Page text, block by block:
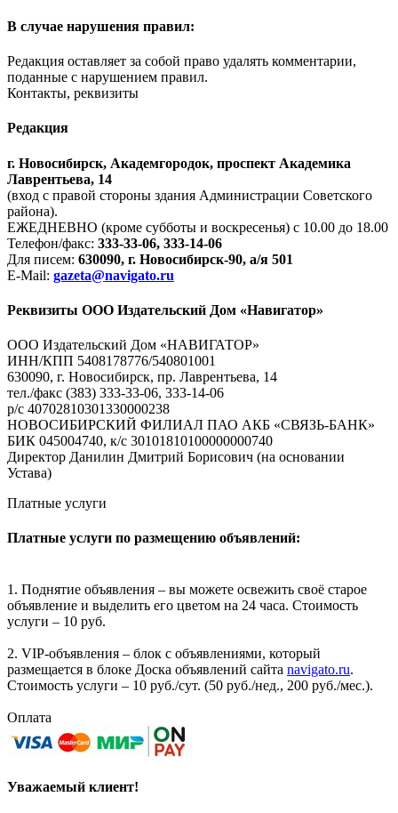
В случае нарушения правил:
Редакция оставляет за собой право удалять комментарии,
поданные с нарушением правил.
Контакты, реквизиты
Редакция
г. Новосибирск, Академгородок, проспект Академика
Лаврентьева, 14
(вход с правой стороны здания Администрации Советского
района).
ЕЖЕДНЕВНО (кроме субботы и воскресенья) с 10.00 до 18.00
Телефон/факс: 333-33-06, 333-14-06
Для писем: 630090, г. Новосибирск-90, а/я 501
E-Mail: gazeta@navigato.ru
Реквизиты ООО Издательский Дом «Навигатор»
ООО Издательский Дом «НАВИГАТОР»
ИНН/КПП 5408178776/540801001
630090, г. Новосибирск, пр. Лаврентьева, 14
тел./факс (383) 333-33-06, 333-14-06
р/с 40702810301330000238
НОВОСИБИРСКИЙ ФИЛИАЛ ПАО АКБ «СВЯЗЬ-БАНК»
БИК 045004740, к/с 30101810100000000740
Директор Данилин Дмитрий Борисович (на основании
Устава)
Платные услуги
Платные услуги по размещению объявлений:
1. Поднятие объявления – вы можете освежить своё старое
объявление и выделить его цветом на 24 часа. Стоимость
услуги – 10 руб.
2. VIP-объявления – блок с объявлениями, который
размещается в блоке Доска объявлений сайта navigato.ru.
Стоимость услуги – 10 руб./сут. (50 руб./нед., 200 руб./мес.).
Оплата
Уважаемый клиент!